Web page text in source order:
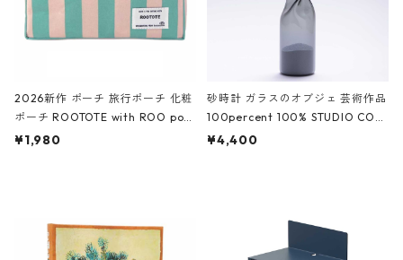
2026新作 ポーチ 旅行ポーチ 化粧
ポーチ ROOTOTE with ROO pou
ch 3532 ルートート WR.ポーチ.ラ
¥1,980
砂時計 ガラスのオブジェ 芸術作品
100percent 100% STUDIO COH
AKU Timeless 100パーセント ス
¥4,400